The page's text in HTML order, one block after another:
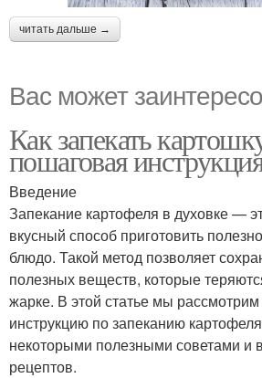
читать дальше →
Вас может
Как запекать
пошаговая
Введение
Запекание картофеля в духовке —
вкусный способ приготовить
блюдо. Такой метод позволяет
полезных веществ, которые
жарке. В этой статье мы
инструкцию по запеканию
некоторыми полезными советами и
рецептов.